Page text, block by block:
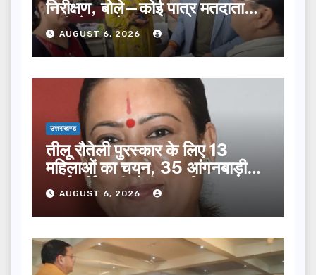
निरीक्षण, बोले—कोई पात्र मतदाता
सूची से न छूटे…
AUGUST 6, 2026
उत्तराखण्ड
तीलू रौतेली पुरस्कार के लिए 13
महिलाओं का चयन, 35 आंगनबाड़ी
कार्यकर्तियां भी होंगी सम्मानित…
AUGUST 6, 2026